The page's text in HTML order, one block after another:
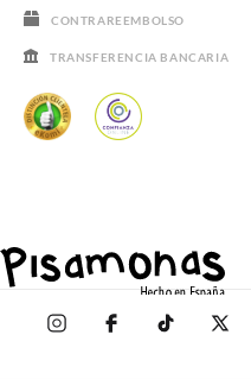
CONTRAREEMBOLSO
TRANSFERENCIA BANCARIA